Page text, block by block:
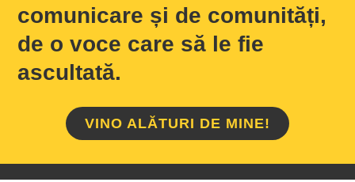
comunicare și de comunități,
de o voce care să le fie
ascultată.
VINO ALĂTURI DE MINE!